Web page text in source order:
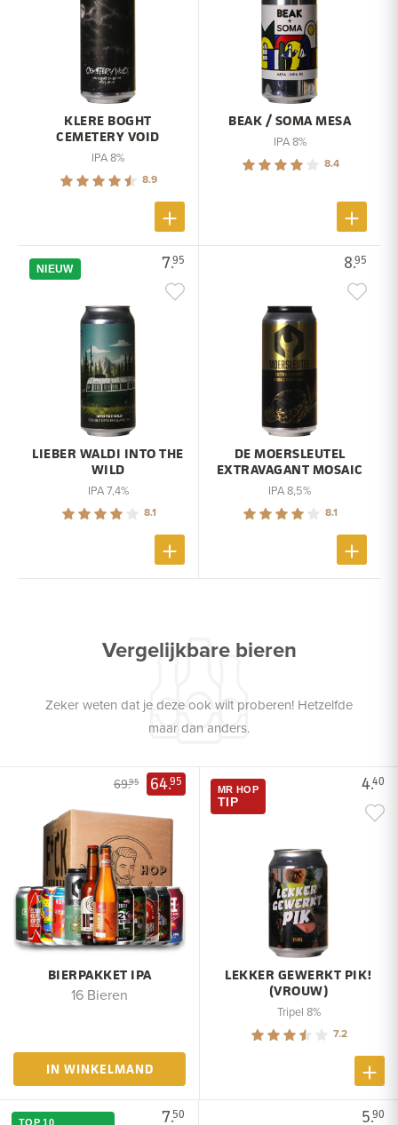
KLERE BOGHT
CEMETERY VOID
IPA 8%
8.9
BEAK / SOMA MESA
IPA 8%
8.4
7.95
NIEUW
LIEBER WALDI INTO THE
WILD
IPA 7,4%
8.1
8.95
DE MOERSLEUTEL
EXTRAVAGANT MOSAIC
IPA 8,5%
8.1
Vergelijkbare bieren
Zeker weten dat je deze ook wilt proberen! Hetzelfde
maar dan anders.
69.95 64.95
BIERPAKKET IPA
16 Bieren
IN WINKELMAND
4.40
MR HOP
TIP
LEKKER GEWERKT PIK!
(VROUW)
Tripel 8%
7.2
7.50
TOP 10 5.90